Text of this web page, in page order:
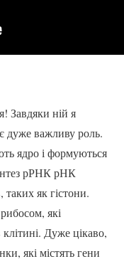
Завдяки ній я
дуже важливу роль.
ядро і формуються
рРНК рНК
таких як гістони.
які
Дуже цікаво,
які містять гени